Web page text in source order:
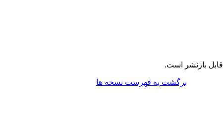
قابل بازنشر است.
برگشت به فهرست نسخه ها